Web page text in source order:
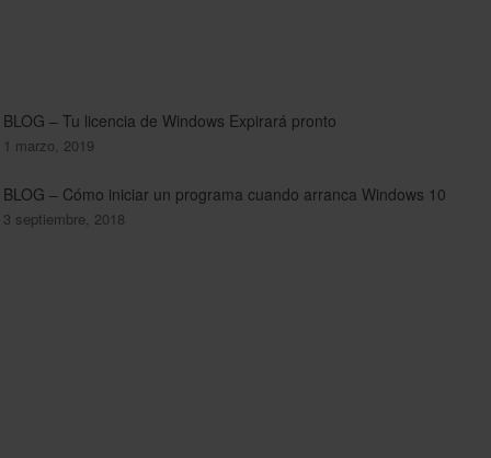
BLOG – Tu licencia de Windows Expirará pronto
1 marzo, 2019
BLOG – Cómo iniciar un programa cuando arranca Windows 10
3 septiembre, 2018